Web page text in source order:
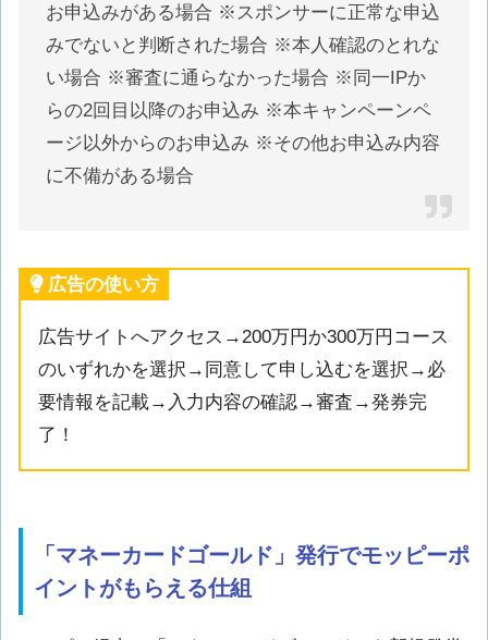
お申込みがある場合 ※スポンサーに正常な申込
みでないと判断された場合 ※本人確認のとれな
い場合 ※審査に通らなかった場合 ※同一IPか
らの2回目以降のお申込み ※本キャンペーンペ
ージ以外からのお申込み ※その他お申込み内容
に不備がある場合
広告の使い方
広告サイトへアクセス→200万円か300万円コース
のいずれかを選択→同意して申し込むを選択→必
要情報を記載→入力内容の確認→審査→発券完
了！
「マネーカードゴールド」発行でモッピーポ
イントがもらえる仕組